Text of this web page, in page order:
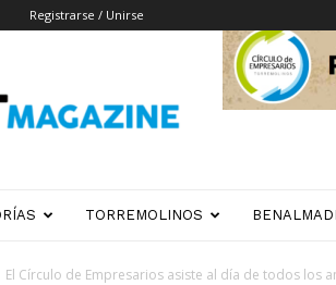
Registrarse / Unirse
TORREMOLINOS
El Círculo de Empresarios asiste al día de todos los